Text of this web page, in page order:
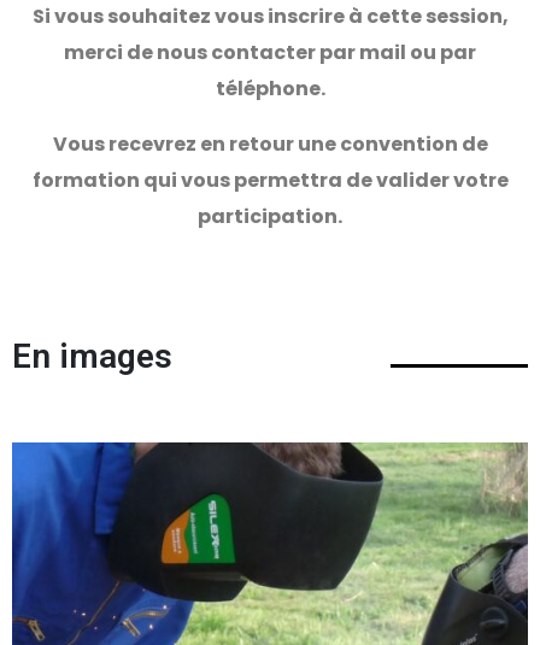
Si vous souhaitez vous inscrire à cette session,
merci de nous contacter par mail ou par
téléphone.
Vous recevrez en retour une convention de
formation qui vous permettra de valider votre
participation.
En images